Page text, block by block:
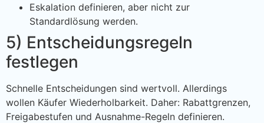
Eskalation definieren, aber nicht zur
Standardlösung werden.
5) Entscheidungsregeln
festlegen
Schnelle Entscheidungen sind wertvoll. Allerdings
wollen Käufer Wiederholbarkeit. Daher: Rabattgrenzen,
Freigabestufen und Ausnahme-Regeln definieren.